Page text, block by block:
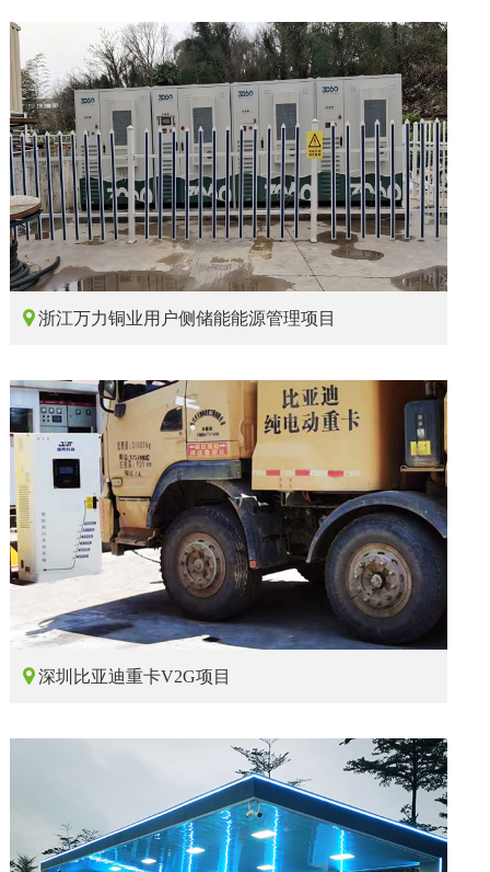
浙江万力铜业用户侧储能能源管理项目
深圳比亚迪重卡V2G项目